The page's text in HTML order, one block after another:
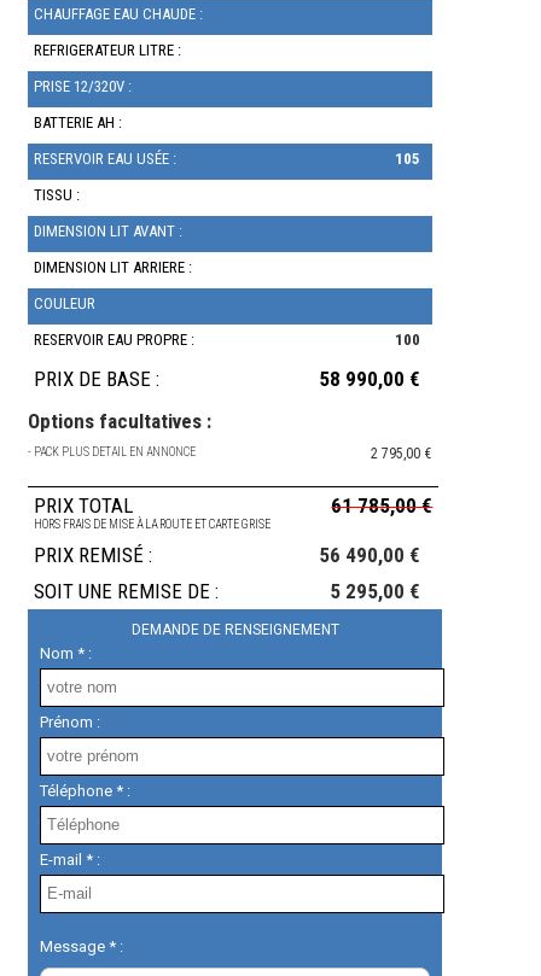
CHAUFFAGE EAU CHAUDE :
REFRIGERATEUR LITRE :
PRISE 12/320V :
BATTERIE AH :
RESERVOIR EAU USÉE :
105
TISSU :
DIMENSION LIT AVANT :
DIMENSION LIT ARRIERE :
COULEUR
RESERVOIR EAU PROPRE :
100
PRIX DE BASE :
58 990,00 €
Options facultatives :
- PACK PLUS DETAIL EN ANNONCE 2 795,00 €
PRIX TOTAL
HORS FRAIS DE MISE À LA ROUTE ET CARTE GRISE
61 785,00 €
PRIX REMISÉ :
56 490,00 €
SOIT UNE REMISE DE :
5 295,00 €
DEMANDE DE RENSEIGNEMENT
Nom * :
Prénom :
Téléphone * :
E-mail * :
Message * :